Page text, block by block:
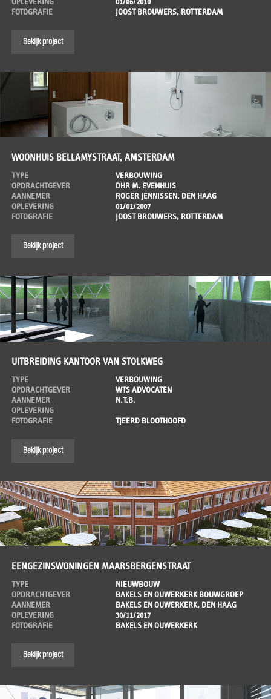
OPLEVERING
01/06/2010
FOTOGRAFIE
JOOST BROUWERS, ROTTERDAM
Bekijk project
WOONHUIS BELLAMYSTRAAT, AMSTERDAM
TYPE
VERBOUWING
OPDRACHTGEVER
DHR M. EVENHUIS
AANNEMER
ROGER JENNISSEN, DEN HAAG
OPLEVERING
01/01/2007
FOTOGRAFIE
JOOST BROUWERS, ROTTERDAM
Bekijk project
UITBREIDING KANTOOR VAN STOLKWEG
TYPE
VERBOUWING
OPDRACHTGEVER
WTS ADVOCATEN
AANNEMER
N.T.B.
OPLEVERING
FOTOGRAFIE
TJEERD BLOOTHOOFD
Bekijk project
EENGEZINSWONINGEN MAARSBERGENSTRAAT
TYPE
NIEUWBOUW
OPDRACHTGEVER
BAKELS EN OUWERKERK BOUWGROEP
AANNEMER
BAKELS EN OUWERKERK, DEN HAAG
OPLEVERING
30/11/2017
FOTOGRAFIE
BAKELS EN OUWERKERK
Bekijk project